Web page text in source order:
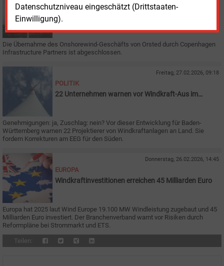
Datenschutzniveau eingeschätzt (Drittstaaten-
Einwilligung).
WINDKRAFT
Orsted Onshore wird zu Perigus Energy
Die Übernahme des Onshorewind-Geschäfts von Orsted durch Copenhagen
Infrastructure Partners ist abgeschlossen.
Freitag, 27.02.2026, 09:18
POLITIK
22 Unternehmen warnen vor Windkraft-Aus im
Genehmigungen: ja, Zuschlag: nein? Vor dieser Entwicklung für Baden-
Württemberg warnen 22 Projektierer von Windkraftanlagen an Land. Sie
fordern Korrekturen am EEG für den Süden.
Donnerstag, 26.02.2026, 14:45
EUROPA
Windkraftinvestitionen erreichen 45 Milliarden Euro
Europa hat 2025 laut Wind Europe 19.100 MW Windleistung zugebaut und 45
Milliarden Euro investiert. Der Branchenverband warnt vor Risiken durch
Reformpläne bei Strommarkt und ETS.
Teilen: